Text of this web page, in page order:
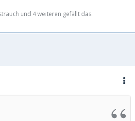
und 4 weiteren gefällt das.